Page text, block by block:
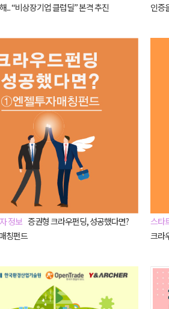
... “비상장기업 클럽딜” 본격 추진
인증
정보 증권형 크라우펀딩, 성공했다면?
칭펀드
스타
크라